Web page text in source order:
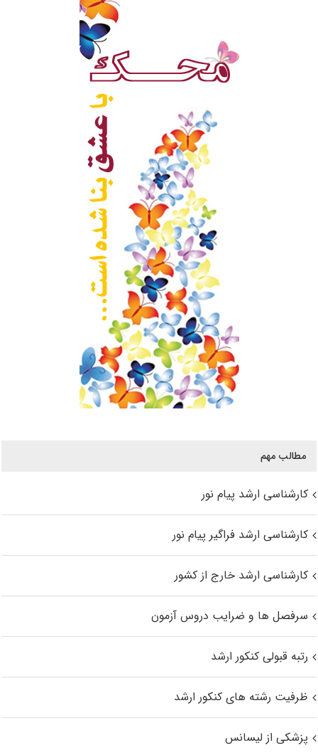
مطالب مهم
کارشناسی ارشد پیام نور
کارشناسی ارشد فراگیر پیام نور
کارشناسی ارشد خارج از کشور
سرفصل ها و ضرایب دروس آزمون
رتبه قبولی کنکور ارشد
ظرفیت رشته های کنکور ارشد
پزشکی از لیسانس